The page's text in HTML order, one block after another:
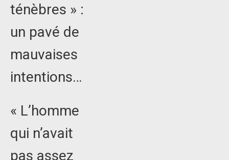
ténèbres » :
un pavé de
mauvaises
intentions…
« L’homme
qui n’avait
pas assez